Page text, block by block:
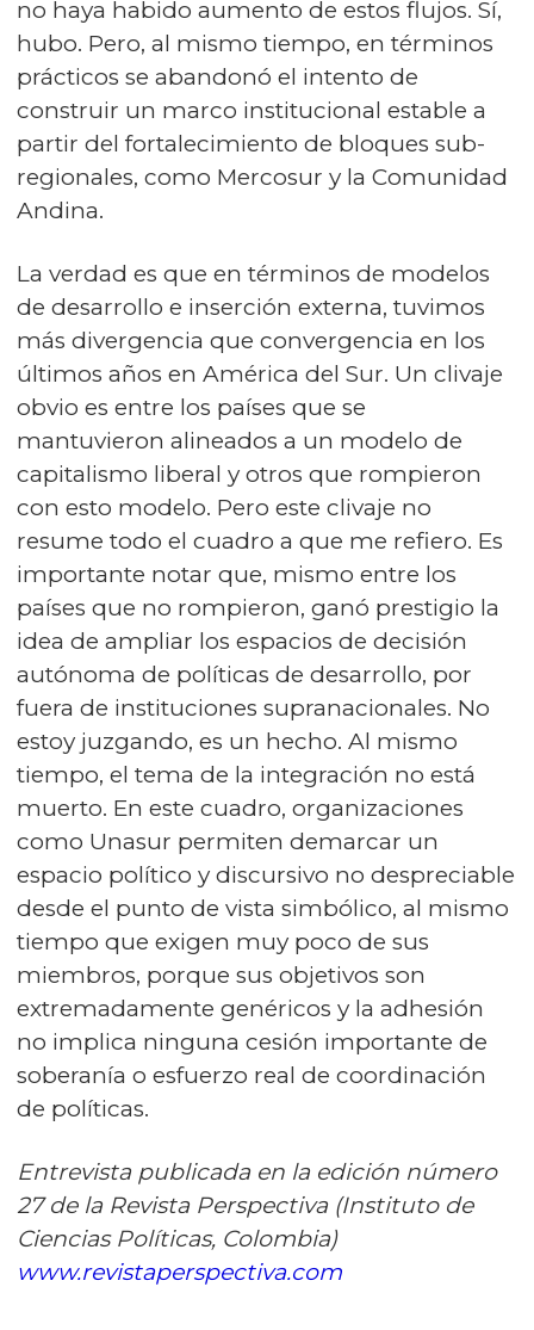
no haya habido aumento de estos flujos. Sí,
hubo. Pero, al mismo tiempo, en términos
prácticos se abandonó el intento de
construir un marco institucional estable a
partir del fortalecimiento de bloques sub-
regionales, como Mercosur y la Comunidad
Andina.
La verdad es que en términos de modelos
de desarrollo e inserción externa, tuvimos
más divergencia que convergencia en los
últimos años en América del Sur. Un clivaje
obvio es entre los países que se
mantuvieron alineados a un modelo de
capitalismo liberal y otros que rompieron
con esto modelo. Pero este clivaje no
resume todo el cuadro a que me refiero. Es
importante notar que, mismo entre los
países que no rompieron, ganó prestigio la
idea de ampliar los espacios de decisión
autónoma de políticas de desarrollo, por
fuera de instituciones supranacionales. No
estoy juzgando, es un hecho. Al mismo
tiempo, el tema de la integración no está
muerto. En este cuadro, organizaciones
como Unasur permiten demarcar un
espacio político y discursivo no despreciable
desde el punto de vista simbólico, al mismo
tiempo que exigen muy poco de sus
miembros, porque sus objetivos son
extremadamente genéricos y la adhesión
no implica ninguna cesión importante de
soberanía o esfuerzo real de coordinación
de políticas.
Entrevista publicada en la edición número
27 de la Revista Perspectiva (Instituto de
Ciencias Políticas, Colombia)
www.revistaperspectiva.com